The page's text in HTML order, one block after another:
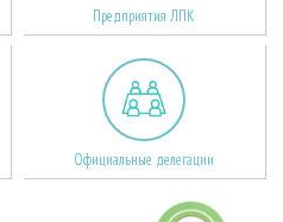
Предприятия ЛПК
Официальные делегации